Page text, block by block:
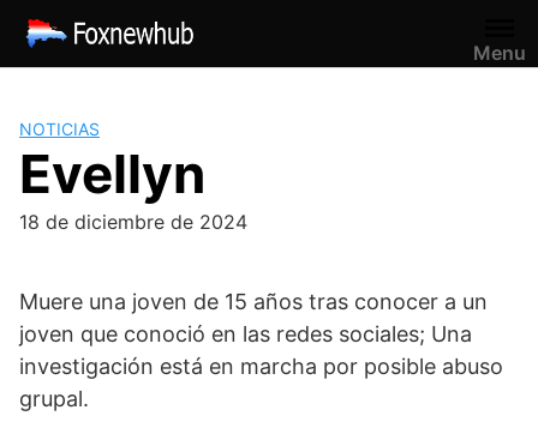
Saltar
contenido
Menu
NOTICIAS
Evellyn
18 de diciembre de 2024
Muere una joven de 15 años tras conocer a un
joven que conoció en las redes sociales; Una
investigación está en marcha por posible abuso
grupal.